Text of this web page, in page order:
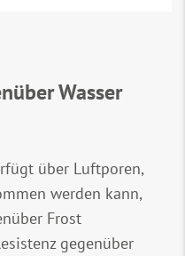
Wasser
über Luftporen,
werden kann,
Frost
gegenüber